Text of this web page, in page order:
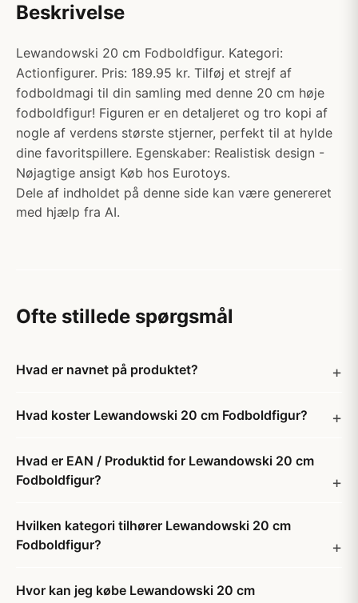
Beskrivelse
Lewandowski 20 cm Fodboldfigur. Kategori:
Actionfigurer. Pris: 189.95 kr. Tilføj et strejf af
fodboldmagi til din samling med denne 20 cm høje
fodboldfigur! Figuren er en detaljeret og tro kopi af
nogle af verdens største stjerner, perfekt til at hylde
dine favoritspillere. Egenskaber: Realistisk design -
Nøjagtige ansigt Køb hos Eurotoys.
Dele af indholdet på denne side kan være genereret
med hjælp fra AI.
Ofte stillede spørgsmål
Hvad er navnet på produktet?
Hvad koster Lewandowski 20 cm Fodboldfigur?
Hvad er EAN / Produktid for Lewandowski 20 cm
Fodboldfigur?
Hvilken kategori tilhører Lewandowski 20 cm
Fodboldfigur?
Hvor kan jeg købe Lewandowski 20 cm